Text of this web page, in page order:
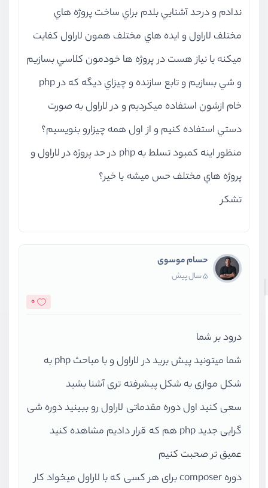
ندادم و درحد آشنايي بلدم براي ساخت پروژه هاي
مختلف لاراول و ايده هاي مختلف همون لاراول كفايت
ميكنه يا نياز هست در پروژه ها خودمون كلاسي بسازيم
و شي بسازيم و تابع سازنده و چيزاي ديگه كه در php
خام ازشون استفاده ميكرديم و در لاراول به صورت
دستي استفاده كنيم و از اول همه چيزارو بنويسيم؟
منظور اينه كمبود تسلط به php در حد پروژه در لاراول و
پروژه هاي مختلف حس ميشه يا خير؟
تشكر
حسام موسوی
5 سال پیش
0
درود بر شما
شما میتونید پیش برید در لاراول و با مباحث php به
شکل موازی به شکل پیشرفته تری آشنا بشید
سعی کنید اول دوره مقدماتی لاراول رو ببینید دوره شی
گرایی جدید php هم که قرار دادیم مشاهده کنید
عمیق تر صحبت کنیم
دوره composer برای هر کسی که با لاراول میخواد کار